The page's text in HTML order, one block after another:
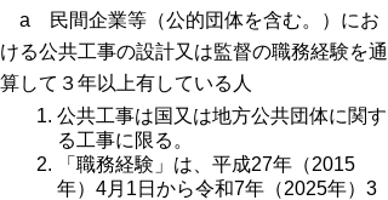
a
民間企業等（公的団体を含む。）にお
ける公共工事の設計又は監督の職務経験を通
算して３年以上有している人
公共工事は国又は地方公共団体に関す
る工事に限る。
「職務経験」は、平成27年（2015
年）4月1日から令和7年（2025年）3